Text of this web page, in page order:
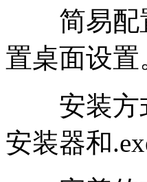
简易配置
置桌面设置
安装方式
安装器和